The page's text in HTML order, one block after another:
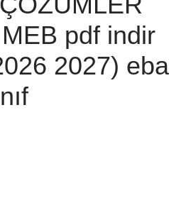
pdf indir
2027) eba